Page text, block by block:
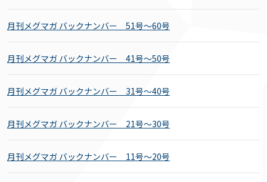
月刊メグマガ バックナンバー 51号～60号
月刊メグマガ バックナンバー 41号～50号
月刊メグマガ バックナンバー 31号～40号
月刊メグマガ バックナンバー 21号～30号
月刊メグマガ バックナンバー 11号～20号